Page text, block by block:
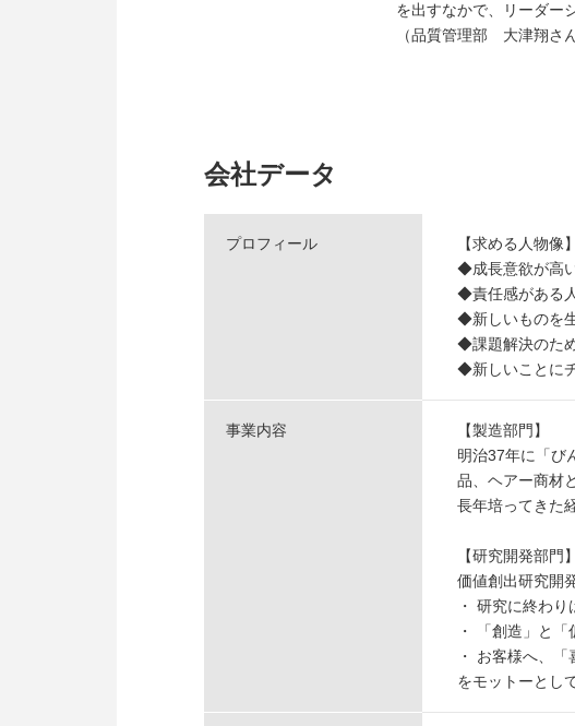
を出すなかで、リーダー
（品質管理部 大津翔さ
会社データ
プロフィール
【求める人物像】
◆成長意欲が高
◆責任感がある人
◆新しいものを
◆課題解決のた
◆新しいことに
事業内容
【製造部門】
明治37年に「び
品、ヘアー商材
長年培ってきた
【研究開発部門】
価値創出研究開
・ 研究に終わり
・ 「創造」と
・ お客様へ、
をモットーとし